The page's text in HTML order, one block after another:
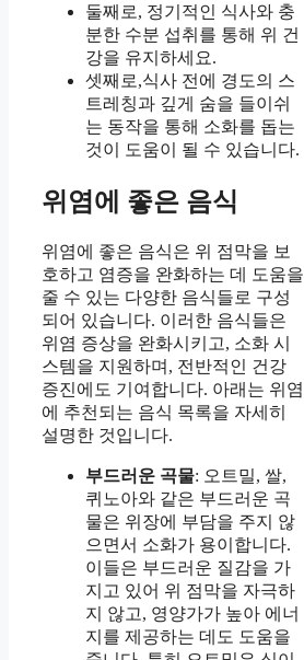
둘째로, 정기적인 식사와 충
분한 수분 섭취를 통해 위 건
강을 유지하세요.
셋째로,식사 전에 경도의 스
트레칭과 깊게 숨을 들이쉬
는 동작을 통해 소화를 돕는
것이 도움이 될 수 있습니다.
위염에 좋은 음식
위염에 좋은 음식은 위 점막을 보
호하고 염증을 완화하는 데 도움을
줄 수 있는 다양한 음식들로 구성
되어 있습니다. 이러한 음식들은
위염 증상을 완화시키고, 소화 시
스템을 지원하며, 전반적인 건강
증진에도 기여합니다. 아래는 위염
에 추천되는 음식 목록을 자세히
설명한 것입니다.
부드러운 곡물: 오트밀, 쌀,
퀴노아와 같은 부드러운 곡
물은 위장에 부담을 주지 않
으면서 소화가 용이합니다.
이들은 부드러운 질감을 가
지고 있어 위 점막을 자극하
지 않고, 영양가가 높아 에너
지를 제공하는 데도 도움을